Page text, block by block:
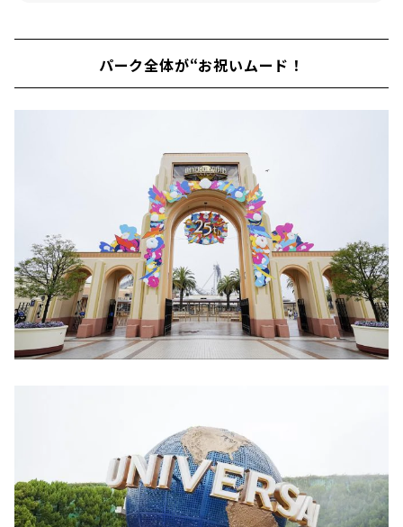
パーク全体が“お祝いムード！